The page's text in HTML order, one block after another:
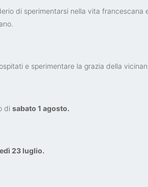
di sperimentarsi nella vita francescana
e sperimentare la grazia della
di sabato 1 agosto.
23 luglio.